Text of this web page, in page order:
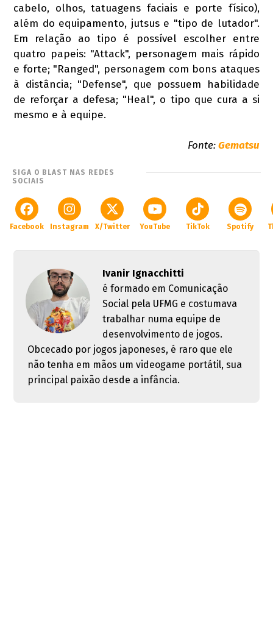
cabelo, olhos, tatuagens faciais e porte físico),
além do equipamento, jutsus e "tipo de lutador".
Em relação ao tipo é possível escolher entre
quatro papeis: "Attack", personagem mais rápido
e forte; "Ranged", personagem com bons ataques
à distância; "Defense", que possuem habilidade
de reforçar a defesa; "Heal", o tipo que cura a si
mesmo e à equipe.
Fonte:Gematsu
SIGA O BLAST NAS REDES
SOCIAIS
Facebook Instagram X/Twitter YouTube TikTok Spotify
Ivanir Ignacchitti
é formado em Comunicação
Social pela UFMG e costumava
trabalhar numa equipe de
desenvolvimento de jogos.
Obcecado por jogos japoneses, é raro que ele
não tenha em mãos um videogame portátil, sua
principal paixão desde a infância.